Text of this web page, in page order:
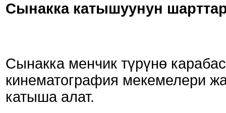
Сынакка катышуунун
Сынакка менчик түрүнө
кинематография мекемелери
катыша алат.